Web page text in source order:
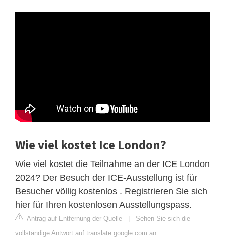
Wie viel kostet Ice London?
Wie viel kostet die Teilnahme an der ICE London
2024? Der Besuch der ICE-Ausstellung ist für
Besucher völlig kostenlos . Registrieren Sie sich
hier für Ihren kostenlosen Ausstellungspass.
Antrag auf Entfernung der Quelle | Sehen Sie sich die
vollständige Antwort auf translate.google.com an